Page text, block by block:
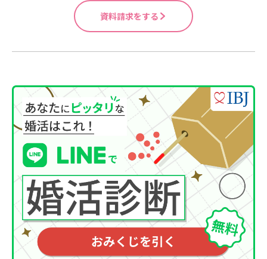
資料請求をする